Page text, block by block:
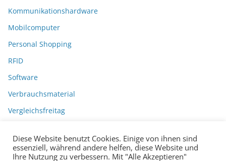
Kommunikationshardware
Mobilcomputer
Personal Shopping
RFID
Software
Verbrauchsmaterial
Vergleichsfreitag
Diese Website benutzt Cookies. Einige von ihnen sind
essenziell, während andere helfen, diese Website und
Ihre Nutzung zu verbessern. Mit "Alle Akzeptieren"